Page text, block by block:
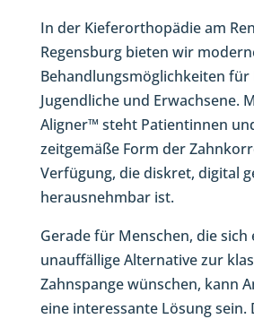
In der Kieferorthopädie am
Regensburg bieten wir
Behandlungsmöglichkeiten für
Jugendliche und Erwachsene.
Aligner™ steht Patientinnen
zeitgemäße Form der
Verfügung, die diskret, digital
herausnehmbar ist.
Gerade für Menschen, die sich
unauffällige Alternative zur
Zahnspange wünschen, kann
eine interessante Lösung sein.